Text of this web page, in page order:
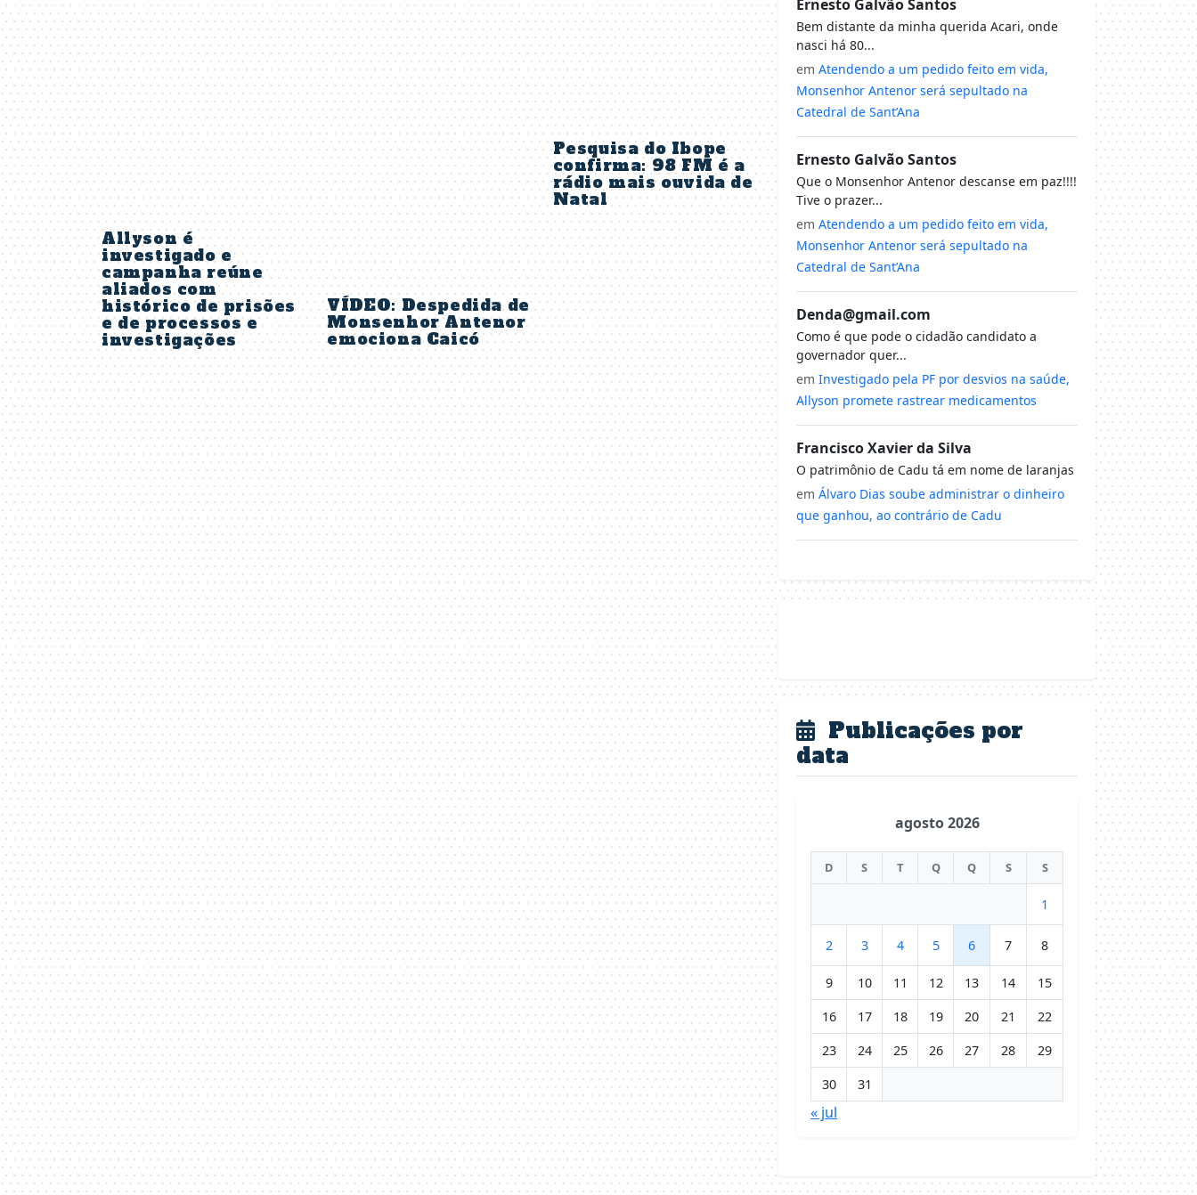
Allyson é
investigado e
campanha reúne
aliados com
histórico de prisões
e de processos e
investigações
VÍDEO: Despedida de
Monsenhor Antenor
emociona Caicó
Pesquisa do Ibope
confirma: 98 FM é a
rádio mais ouvida de
Natal
Ernesto Galvão Santos
Bem distante da minha querida Acari, onde
nasci há 80...
em Atendendo a um pedido feito em vida,
Monsenhor Antenor será sepultado na
Catedral de Sant’Ana
Ernesto Galvão Santos
Que o Monsenhor Antenor descanse em paz!!!!
Tive o prazer...
em Atendendo a um pedido feito em vida,
Monsenhor Antenor será sepultado na
Catedral de Sant’Ana
Denda@gmail.com
Como é que pode o cidadão candidato a
governador quer...
em Investigado pela PF por desvios na saúde,
Allyson promete rastrear medicamentos
Francisco Xavier da Silva
O patrimônio de Cadu tá em nome de laranjas
em Álvaro Dias soube administrar o dinheiro
que ganhou, ao contrário de Cadu
Publicações por
data
agosto 2026
D S T Q Q S S
1
2 3 4 5 6 7 8
9 10 11 12 13 14
15
16
17 18 19 20 21
22
23
24 25 26 27 28
29
30
31
« jul